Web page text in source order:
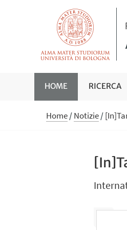
HOME RICERCA
Home/Notizie/